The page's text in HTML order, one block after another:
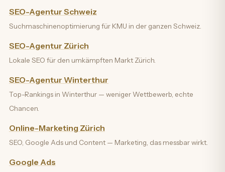
SEO-Agentur Schweiz
Suchmaschinenoptimierung für KMU in der ganzen Schweiz.
SEO-Agentur Zürich
Lokale SEO für den umkämpften Markt Zürich.
SEO-Agentur Winterthur
Top-Rankings in Winterthur — weniger Wettbewerb, echte
Chancen.
Online-Marketing Zürich
SEO, Google Ads und Content — Marketing, das messbar wirkt.
Google Ads